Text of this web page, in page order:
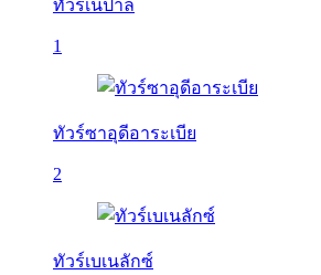
ทัวร์เนปาล
1
ทัวร์ซาอุดีอาระเบีย
2
ทัวร์เบเนลักซ์